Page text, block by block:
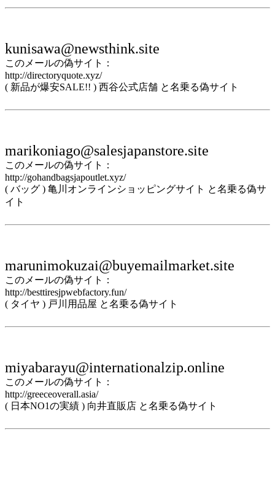
kunisawa@newsthink.site
このメールの偽サイト：
http://directoryquote.xyz/
( 新品が爆安SALE!! ) 西谷公式店舗 と名乗る偽サイト
marikoniago@salesjapanstore.site
このメールの偽サイト：
http://gohandbagsjapoutlet.xyz/
( バッグ ) 亀川オンラインショッピングサイト と名乗る偽サ
イト
marunimokuzai@buyemailmarket.site
このメールの偽サイト：
http://besttiresjpwebfactory.fun/
( タイヤ ) 戸川用品屋 と名乗る偽サイト
miyabarayu@internationalzip.online
このメールの偽サイト：
http://greeceoverall.asia/
( 日本NO1の実績 ) 向井直販店 と名乗る偽サイト